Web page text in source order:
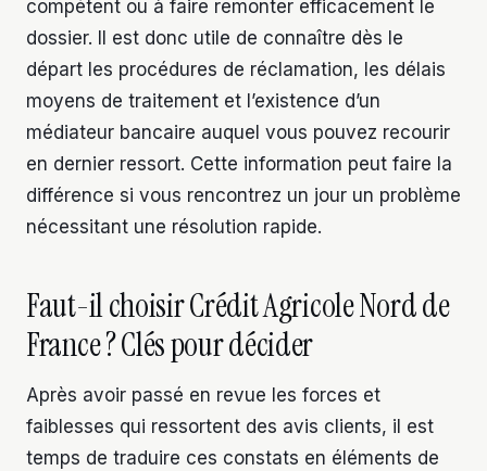
compétent ou à faire remonter efficacement le
dossier. Il est donc utile de connaître dès le
départ les procédures de réclamation, les délais
moyens de traitement et l’existence d’un
médiateur bancaire auquel vous pouvez recourir
en dernier ressort. Cette information peut faire la
différence si vous rencontrez un jour un problème
nécessitant une résolution rapide.
Faut-il choisir Crédit Agricole Nord de
France ? Clés pour décider
Après avoir passé en revue les forces et
faiblesses qui ressortent des avis clients, il est
temps de traduire ces constats en éléments de